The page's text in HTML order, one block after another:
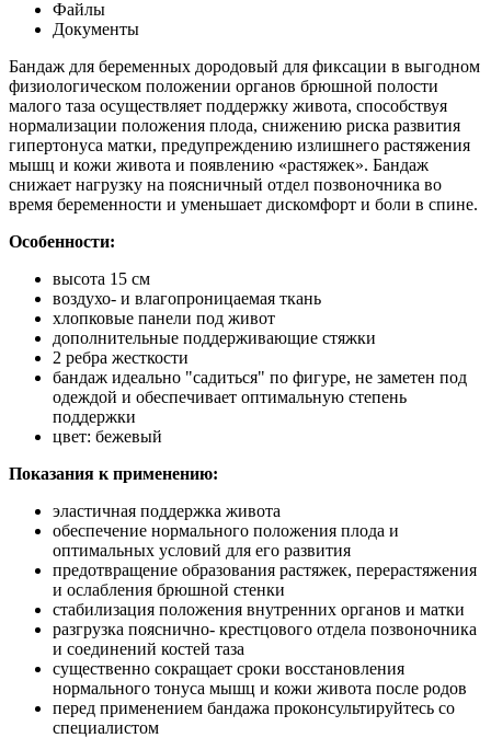
Файлы
Документы
Бандаж для беременных дородовый для фиксации в выгодном
физиологическом положении органов брюшной полости
малого таза осуществляет поддержку живота, способствуя
нормализации положения плода, снижению риска развития
гипертонуса матки, предупреждению излишнего растяжения
мышц и кожи живота и появлению «растяжек». Бандаж
снижает нагрузку на поясничный отдел позвоночника во
время беременности и уменьшает дискомфорт и боли в спине.
Особенности:
высота 15 см
воздухо- и влагопроницаемая ткань
хлопковые панели под живот
дополнительные поддерживающие стяжки
2 ребра жесткости
бандаж идеально "садиться" по фигуре, не заметен под
одеждой и обеспечивает оптимальную степень
поддержки
цвет: бежевый
Показания к применению:
эластичная поддержка живота
обеспечение нормального положения плода и
оптимальных условий для его развития
предотвращение образования растяжек, перерастяжения
и ослабления брюшной стенки
стабилизация положения внутренних органов и матки
разгрузка пояснично- крестцового отдела позвоночника
и соединений костей таза
существенно сокращает сроки восстановления
нормального тонуса мышц и кожи живота после родов
перед применением бандажа проконсультируйтесь со
специалистом